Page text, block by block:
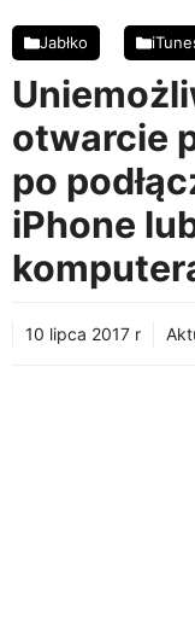
Jabłko
otwarcie
po
iPhone
10 lipca 2017 r